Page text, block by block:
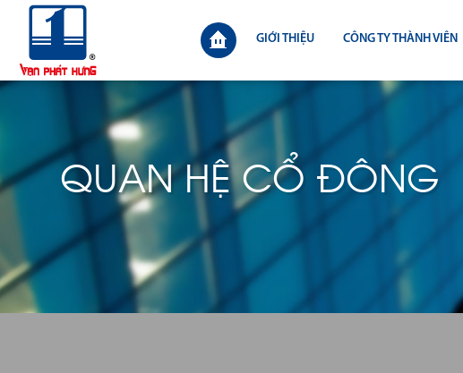
GIỚI THIỆU CÔNG TY THÀNH VIÊN
QUAN HỆ CỔ ĐÔNG